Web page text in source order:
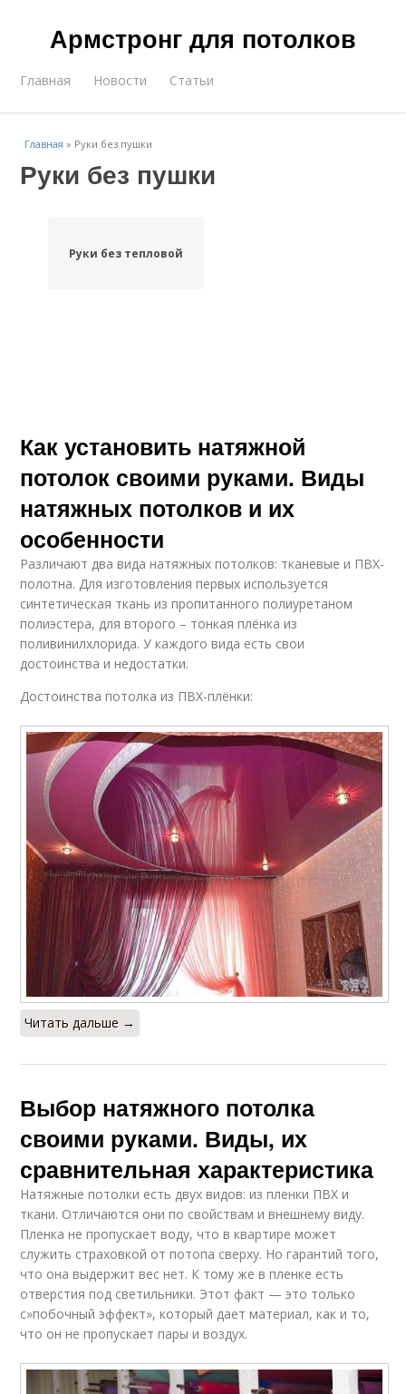
Армстронг для потолков
Главная Новости Статьи
Главная » Руки без пушки
Руки без пушки
Руки без тепловой
Как установить натяжной
потолок своими руками. Виды
натяжных потолков и их
особенности
Различают два вида натяжных потолков: тканевые и ПВХ-
полотна. Для изготовления первых используется
синтетическая ткань из пропитанного полиуретаном
полиэстера, для второго – тонкая плёнка из
поливинилхлорида. У каждого вида есть свои
достоинства и недостатки.
Достоинства потолка из ПВХ-плёнки:
Читать дальше →
Выбор натяжного потолка
своими руками. Виды, их
сравнительная характеристика
Натяжные потолки есть двух видов: из пленки ПВХ и
ткани. Отличаются они по свойствам и внешнему виду.
Пленка не пропускает воду, что в квартире может
служить страховкой от потопа сверху. Но гарантий того,
что она выдержит вес нет. К тому же в пленке есть
отверстия под светильники. Этот факт — это только
с»побочный эффект», который дает материал, как и то,
что он не пропускает пары и воздух.